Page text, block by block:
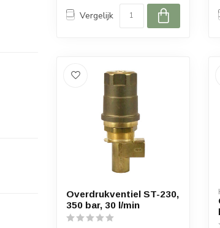
Vergelijk
Overdrukventiel ST-230,
350 bar, 30 l/min